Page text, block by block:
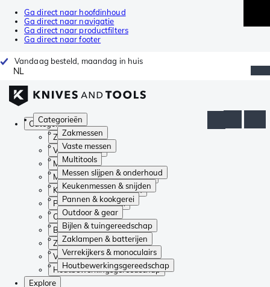
Ga direct naar hoofdinhoud
Ga direct naar navigatie
Ga direct naar productfilters
Ga direct naar footer
Vandaag besteld, maandag in huis
NL
Categorieën
Zakmessen
Vaste messen
Multitools
Messen slijpen & onderhoud
Keukenmessen & snijden
Pannen & kookgerei
Outdoor & gear
Bijlen & tuingereedschap
Zaklampen & batterijen
Verrekijkers & monoculairs
Houtbewerkingsgereedschap
Categorieën
Zakmessen
Vaste messen
Multitools
Messen slijpen & onderhoud
Keukenmessen & snijden
Pannen & kookgerei
Outdoor & gear
Bijlen & tuingereedschap
Zaklampen & batterijen
Verrekijkers & monoculairs
Houtbewerkingsgereedschap
Explore